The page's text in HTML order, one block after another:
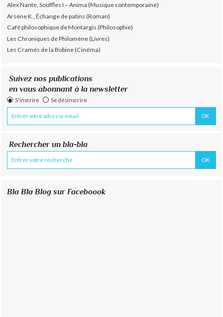
Alex Nante, Souffles I – Anima (Musique contemporaine)
Arsène K., Échange de patins (Roman)
Café philosophique de Montargis (Philosophie)
Les Chroniques de Philomène (Livres)
Les Cramés de la Bobine (Cinéma)
Suivez nos publications
en vous abonnant à la newsletter
S'inscrire Se désinscrire
Rechercher un bla-bla
Bla Bla Blog sur Faceboook